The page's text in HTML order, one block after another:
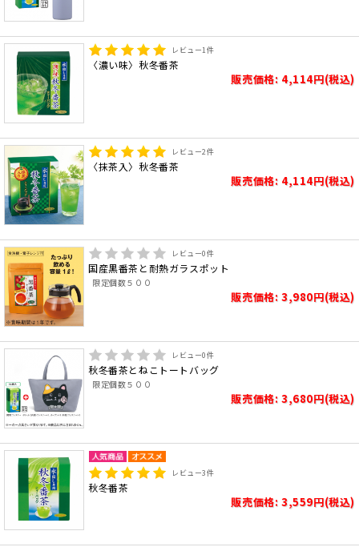
レビュー1件
〈濃い味〉秋冬番茶
販売価格: 4,114円(税込)
レビュー2件
〈抹茶入〉秋冬番茶
販売価格: 4,114円(税込)
レビュー0件
国産黒番茶と耐熱ガラスポット
限定個数５００
販売価格: 3,980円(税込)
レビュー0件
秋冬番茶とねこトートバッグ
限定個数５００
販売価格: 3,680円(税込)
レビュー3件
秋冬番茶
販売価格: 3,559円(税込)